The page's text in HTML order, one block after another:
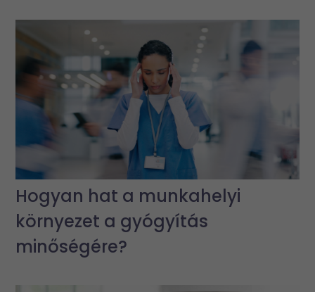
Hogyan hat a munkahelyi
környezet a gyógyítás
minőségére?